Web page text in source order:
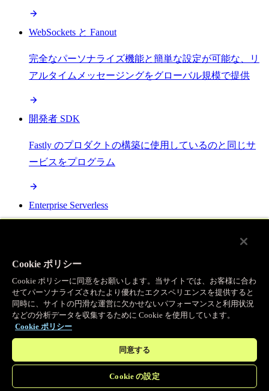
WebSockets と Fanout
完全なパーソナライズ機能と簡単な設定が可能な、リ
アルタイムメッセージングをグローバル規模で提供
開発者 SDK
Fastly のプロダクトの構築に使用しているのと同じサ
ービスをプログラム
Enterprise Serverless
クトと統合可能な最強サーバーレスプラットフォーム
AI
セマンティックキャッシングで AI ワークロードを加
Cookie ポリシー
Cookie ポリシーに同意をお願いします。当サイトでは、お客様に合わ
せてパーソナライズされたより優れたエクスペリエンスを提供すると
同時に、サイトの円滑な運営に欠かせないパフォーマンスと利用状況
などの分析データを収集するために Cookie を使用しています。
Cookie ポリシー
同意する
Cookie の設定